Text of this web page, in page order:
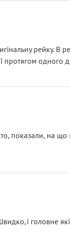
рейку. В
протягом одного
показали, на що
головне